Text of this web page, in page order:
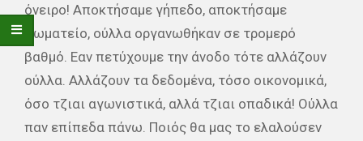
όνειρο! Αποκτήσαμε γήπεδο, αποκτήσαμε
σωματείο, ούλλα οργανωθήκαν σε τρομερό
βαθμό. Εαν πετύχουμε την άνοδο τότε αλλάζουν
ούλλα. Αλλάζουν τα δεδομένα, τόσο οικονομικά,
όσο τζιαι αγωνιστικά, αλλά τζιαι οπαδικά! Ούλλα
παν επίπεδα πάνω. Ποιός θα μας το ελαλούσεν